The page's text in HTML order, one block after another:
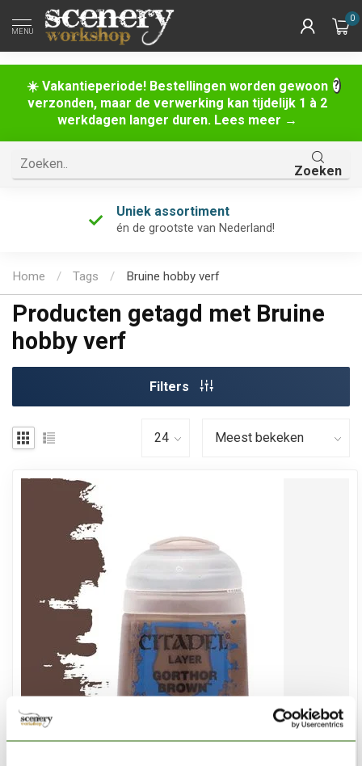
☀️ Vakantieperiode! Bestellingen worden gewoon
verzonden, maar de verwerking kan tijdelijk 1 à 2
werkdagen langer duren. Lees meer →
MENU
0
Zoeken
Uniek assortiment
én de grootste van Nederland!
Home / Tags / Bruine hobby verf
Producten getagd met Bruine
hobby verf
Filters